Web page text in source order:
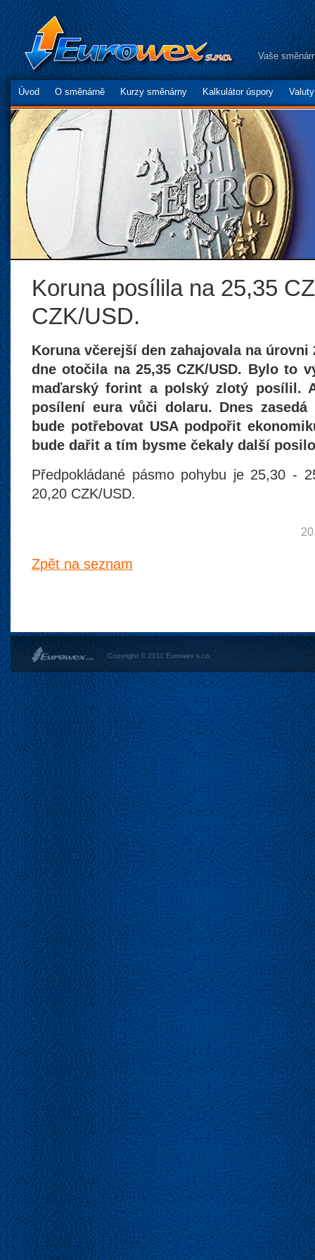
Vaše
Úvod O směnárně Kurzy směnárny Kalkulátor úspory
Koruna posílila na 25,35
CZK/USD.
Koruna včerejší den zahajovala na úrovni
dne otočila na 25,35 CZK/USD. Bylo to
maďarský forint a polský zlotý posílil.
posílení eura vůči dolaru. Dnes
bude potřebovat USA podpořit
bude dařit a tím bysme čekaly další
Předpokládané pásmo pohybu je 25,30 -
20,20 CZK/USD.
Zpět na seznam
Copyright © 2011 Eurowex s.r.o.